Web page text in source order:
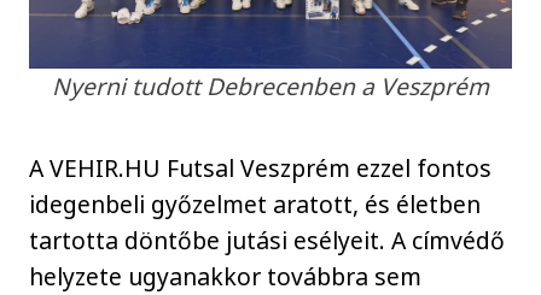
Nyerni tudott Debrecenben a Veszprém
A VEHIR.HU Futsal Veszprém ezzel fontos
idegenbeli győzelmet aratott, és életben
tartotta döntőbe jutási esélyeit. A címvédő
helyzete ugyanakkor továbbra sem